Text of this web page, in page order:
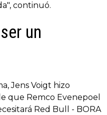
continuó.
un
Jens Voigt hizo
que Remco Evenepoel
Red Bull - BORA